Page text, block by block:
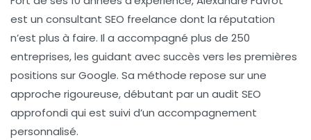
est un consultant SEO freelance dont la réputation
n’est plus à faire. Il a accompagné plus de 250
entreprises, les guidant avec succès vers les premières
positions sur Google. Sa méthode repose sur une
approche rigoureuse, débutant par un audit SEO
approfondi qui est suivi d’un accompagnement
personnalisé.